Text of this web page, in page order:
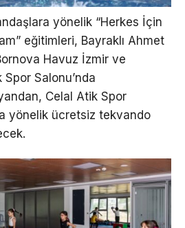
yönelik “Herkes İçin
eğitimleri, Bayraklı Ahmet
Havuz İzmir ve
Salonu’nda
Celal Atik Spor
yönelik ücretsiz tekvando